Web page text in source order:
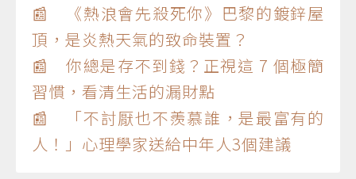
📰 《熱浪會先殺死你》巴黎的鍍鋅屋
頂，是炎熱天氣的致命裝置？
📰 你總是存不到錢？正視這 7 個極簡
習慣，看清生活的漏財點
📰 「不討厭也不羨慕誰，是最富有的
人！」心理學家送給中年人3個建議